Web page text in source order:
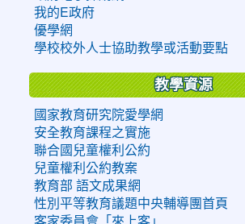
我的E政府
優學網
學校校外人士協助教學或活動要點
教學資源
國家教育研究院愛學網
安全教育課程之實施
聯合國兒童權利公約
兒童權利公約教案
教育部 語文成果網
性別平等教育議題中央輔導團首頁
客家委員會「來上客」